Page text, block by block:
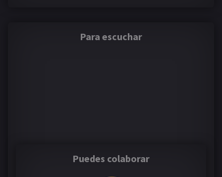
Para escuchar
Puedes colaborar